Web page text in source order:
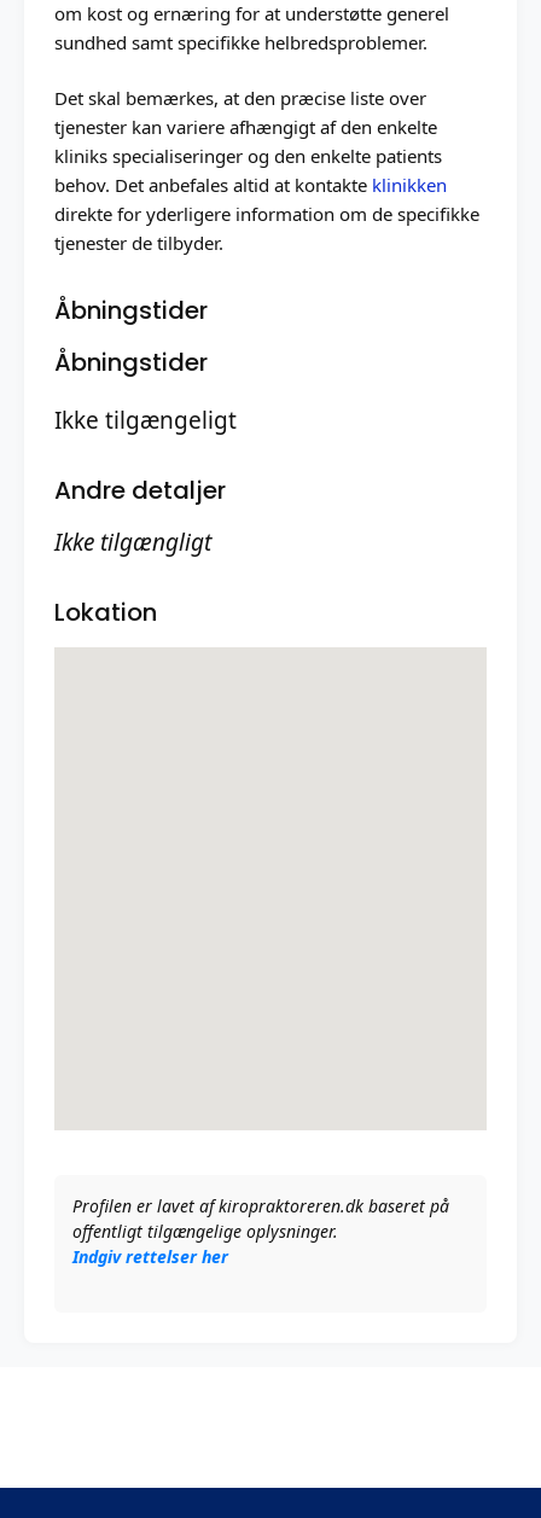
om kost og ernæring for at understøtte generel
sundhed samt specifikke helbredsproblemer.
Det skal bemærkes, at den præcise liste over
tjenester kan variere afhængigt af den enkelte
kliniks specialiseringer og den enkelte patients
behov. Det anbefales altid at kontakte klinikken
direkte for yderligere information om de specifikke
tjenester de tilbyder.
Åbningstider
Åbningstider
Ikke tilgængeligt
Andre detaljer
Ikke tilgængligt
Lokation
Profilen er lavet af kiropraktoreren.dk baseret på
offentligt tilgængelige oplysninger.
Indgiv rettelser her